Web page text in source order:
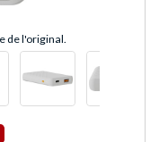
de l'original.